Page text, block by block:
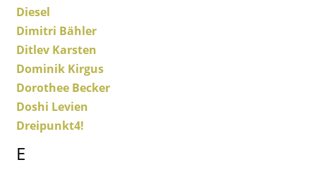
Boîtes de rangement
Couvertures
Coussins
Tapis
Rideaux
Diesel
Dimitri Bähler
Ditlev Karsten
Dominik Kirgus
Dorothee Becker
Doshi Levien
Dreipunkt4!
E